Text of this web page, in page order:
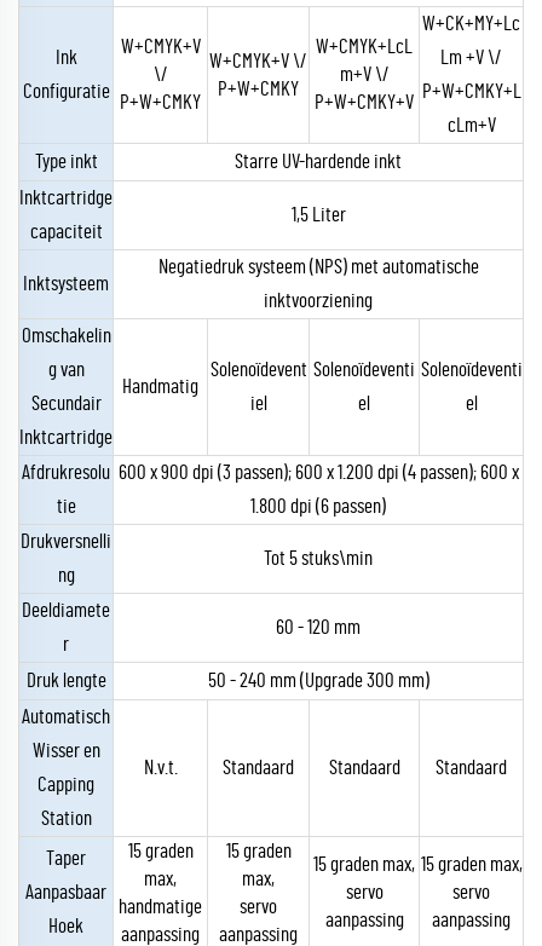
Ink
Configuratie
W+CMYK+V
\/
P+W+CMKY
W+CMYK+V \/
P+W+CMKY
W+CMYK+LcL
m+V \/
P+W+CMKY+V
W+CK+MY+Lc
Lm +V \/
P+W+CMKY+L
cLm+V
Type inkt
Starre UV-hardende inkt
Inktcartridge
capaciteit
1,5 Liter
Inktsysteem
Negatiedruk systeem (NPS) met automatische
inktvoorziening
Omschakelin
g van
Secundair
Inktcartridge
Handmatig
Solenoïdevent
iel
Solenoïdeventi
el
Solenoïdeventi
el
Afdrukresolu
tie
600 x 900 dpi (3 passen); 600 x 1.200 dpi (4 passen); 600 x
1.800 dpi (6 passen)
Drukversnelli
ng
Tot 5 stuks\min
Deeldiamete
r
60 - 120 mm
Druk lengte
50 - 240 mm (Upgrade 300 mm)
Automatisch
Wisser en
Capping
Station
N.v.t. Standaard Standaard Standaard
Taper
Aanpasbaar
Hoek
15 graden
max,
handmatige
aanpassing
15 graden
max,
servo
aanpassing
15 graden max,
servo
aanpassing
15 graden max,
servo
aanpassing